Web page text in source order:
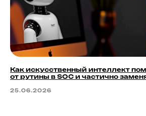
Как искусственный интеллект
от рутины в SOC и частично
25.06.2026